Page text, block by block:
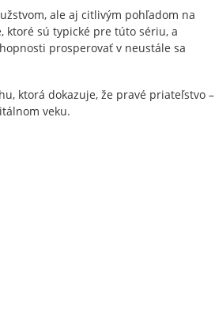
ale aj citlivým pohľadom na
ktoré sú typické pre túto sériu, a
prosperovať v neustále sa
ktorá dokazuje, že pravé priateľstvo –
veku.